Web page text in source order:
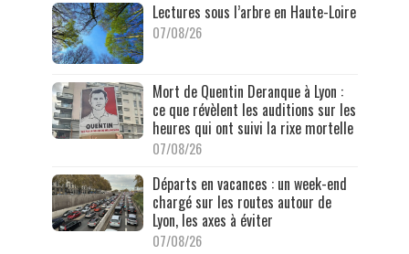
Lectures sous l’arbre en Haute-Loire
07/08/26
Mort de Quentin Deranque à Lyon :
ce que révèlent les auditions sur les
heures qui ont suivi la rixe mortelle
07/08/26
Départs en vacances : un week-end
chargé sur les routes autour de
Lyon, les axes à éviter
07/08/26